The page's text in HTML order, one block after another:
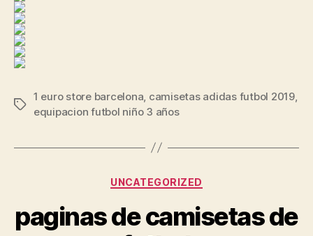
Etiquetas
1 euro store barcelona camisetas adidas futbol 2019,
equipacion futbol niño 3 años
Categorías
UNCATEGORIZED
paginas de camisetas de